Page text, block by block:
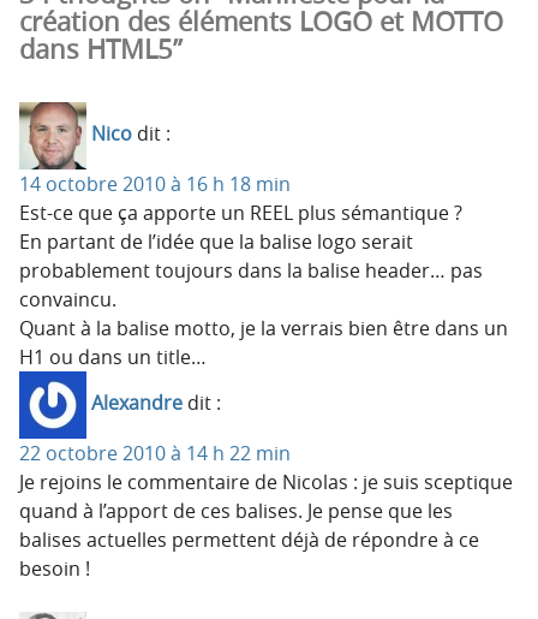
création des éléments LOGO et MOTTO
dans HTML5”
Nico dit :
14 octobre 2010 à 16 h 18 min
Est-ce que ça apporte un REEL plus sémantique ?
En partant de l’idée que la balise logo serait
probablement toujours dans la balise header… pas
convaincu.
Quant à la balise motto, je la verrais bien être dans un
H1 ou dans un title…
Alexandre dit :
22 octobre 2010 à 14 h 22 min
Je rejoins le commentaire de Nicolas : je suis sceptique
quand à l’apport de ces balises. Je pense que les
balises actuelles permettent déjà de répondre à ce
besoin !